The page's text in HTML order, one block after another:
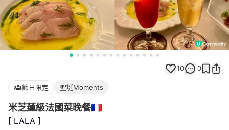
10 0
節日限定 聖誕Moments
米芝蓮級法國菜晚餐🇫🇷
[ LALA ]